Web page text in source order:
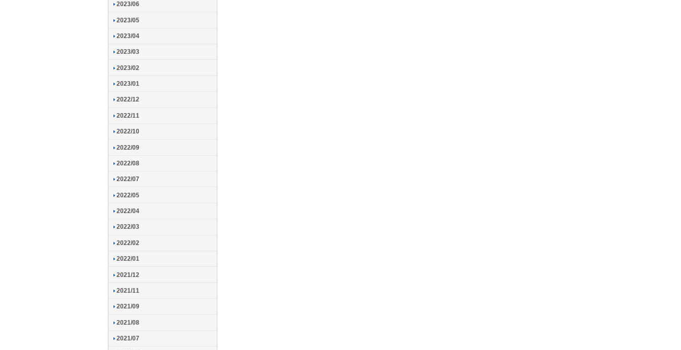
2023/06
2023/05
2023/04
2023/03
2023/02
2023/01
2022/12
2022/11
2022/10
2022/09
2022/08
2022/07
2022/05
2022/04
2022/03
2022/02
2022/01
2021/12
2021/11
2021/09
2021/08
2021/07